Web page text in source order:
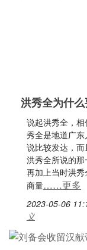
洪秀全为什
说起洪秀全，
秀全是地道广
说比较发达，而
洪秀全所说的那
再加上当时洪
商量……更多
2023-05-06
义